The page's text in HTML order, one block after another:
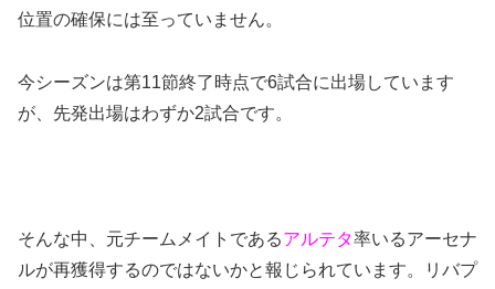
位置の確保には至っていません。
今シーズンは第11節終了時点で6試合に出場しています
が、先発出場はわずか2試合です。
そんな中、元チームメイトであるアルテタ率いるアーセナ
ルが再獲得するのではないかと報じられています。リバプ